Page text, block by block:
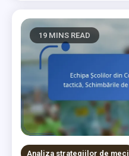
19 MINS READ
Analiza strategiilor de meci